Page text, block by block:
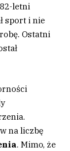
82-letni
sport i nie
Ostatni
na liczbę
. Mimo, że